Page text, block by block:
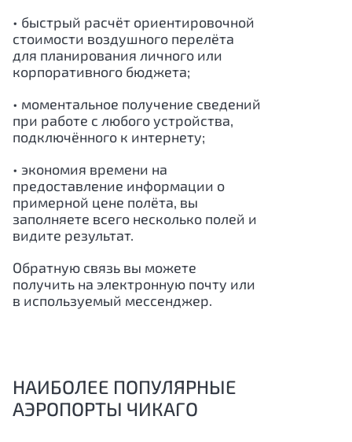
• быстрый расчёт ориентировочной
стоимости воздушного перелёта
для планирования личного или
корпоративного бюджета;
• моментальное получение сведений
при работе с любого устройства,
подключённого к интернету;
• экономия времени на
предоставление информации о
примерной цене полёта, вы
заполняете всего несколько полей и
видите результат.
Обратную связь вы можете
получить на электронную почту или
в используемый мессенджер.
НАИБОЛЕЕ ПОПУЛЯРНЫЕ
АЭРОПОРТЫ ЧИКАГО